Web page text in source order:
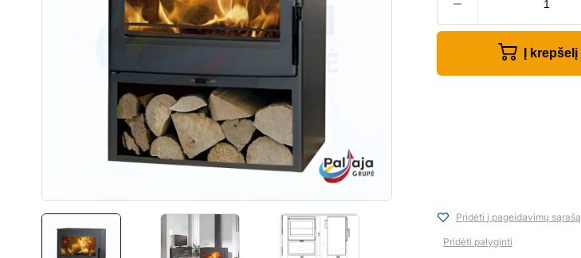
Į krepšelį
Pridėti į pageidavimų sąrašą
Pridėti palyginti